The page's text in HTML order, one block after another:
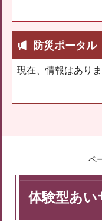
防災ポータル
現在、情報はありま
ペ
体験型あい